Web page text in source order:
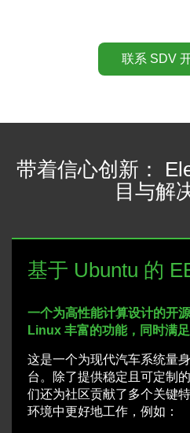
联系 SDV
带着信心创新：
目与解
基于 Ubuntu 的
一个为高性能计算设计的开
Linux 丰富的功能，同时满
这是一个为现代汽车系统量
台。除了提供稳定且可定制
们还为社区贡献了多个关键
环境中更好地工作，例如：